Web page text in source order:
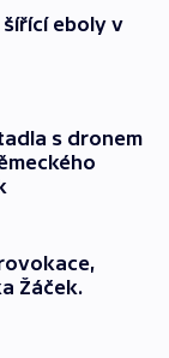
eboly v
s dronem
Žáček.